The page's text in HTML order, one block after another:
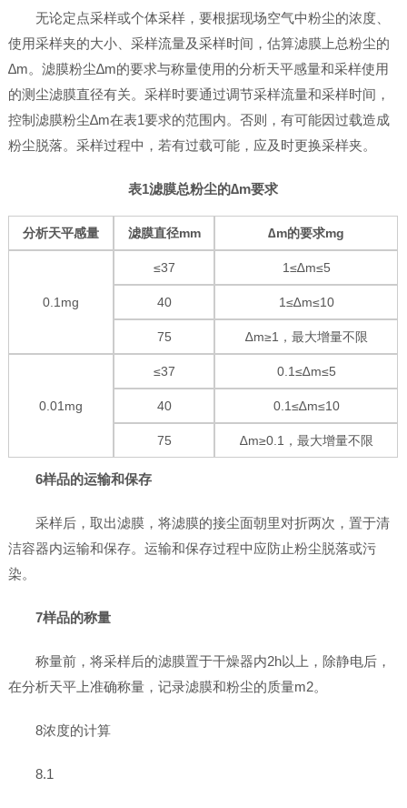
无论定点采样或个体采样，要根据现场空气中粉尘的浓度、
使用采样夹的大小、采样流量及采样时间，估算滤膜上总粉尘的
∆m。滤膜粉尘∆m的要求与称量使用的分析天平感量和采样使用
的测尘滤膜直径有关。采样时要通过调节采样流量和采样时间，
控制滤膜粉尘∆m在表1要求的范围内。否则，有可能因过载造成
粉尘脱落。采样过程中，若有过载可能，应及时更换采样夹。
表1滤膜总粉尘的∆m要求
分析天平感量 滤膜直径mm ∆m的要求mg
0.1mg
≤37 1≤∆m≤5
40 1≤∆m≤10
75 ∆m≥1，最大增量不限
0.01mg
≤37 0.1≤∆m≤5
40 0.1≤∆m≤10
75 ∆m≥0.1，最大增量不限
6样品的运输和保存
采样后，取出滤膜，将滤膜的接尘面朝里对折两次，置于清
洁容器内运输和保存。运输和保存过程中应防止粉尘脱落或污
染。
7样品的称量
称量前，将采样后的滤膜置于干燥器内2h以上，除静电后，
在分析天平上准确称量，记录滤膜和粉尘的质量m2。
8浓度的计算
8.1